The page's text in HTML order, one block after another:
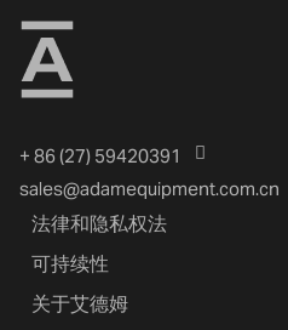
+ 86 (27) 59420391
sales@adamequipment.com.cn
法律和隐私权法
可持续性
关于艾德姆